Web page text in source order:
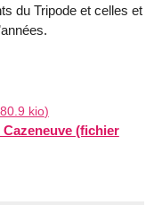
du Tripode et celles et
80.9 kio)
(fichier